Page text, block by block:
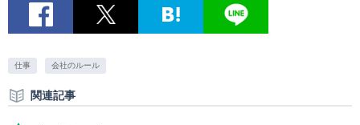
仕事 会社のルール
関連記事